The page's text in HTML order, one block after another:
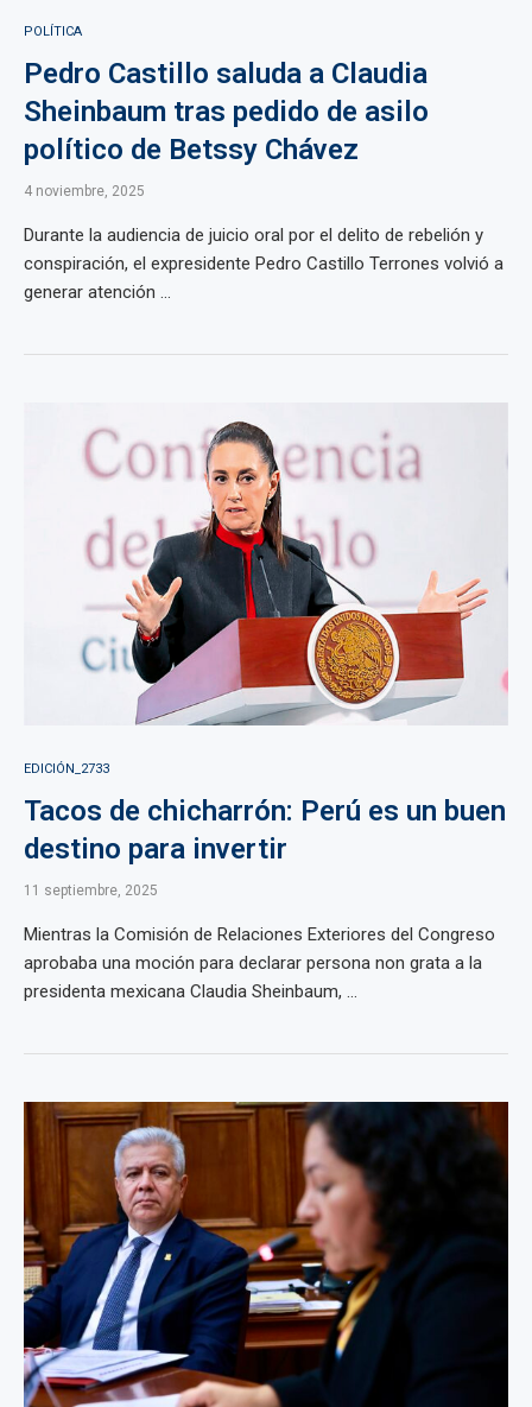
POLÍTICA
Pedro Castillo saluda a Claudia
Sheinbaum tras pedido de asilo
político de Betssy Chávez
4 noviembre, 2025
Durante la audiencia de juicio oral por el delito de rebelión y
conspiración, el expresidente Pedro Castillo Terrones volvió a
generar atención ...
EDICIÓN_2733
Tacos de chicharrón: Perú es un buen
destino para invertir
11 septiembre, 2025
Mientras la Comisión de Relaciones Exteriores del Congreso
aprobaba una moción para declarar persona non grata a la
presidenta mexicana Claudia Sheinbaum, ...